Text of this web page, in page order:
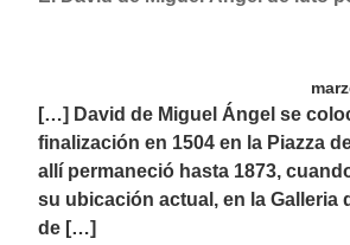
[…] David de Miguel Ángel se
finalización en 1504 en la Piazza
allí permaneció hasta 1873,
su ubicación actual, en la Galleria
de […]